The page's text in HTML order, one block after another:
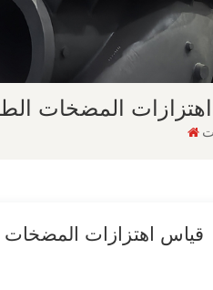
المضخات
قياس اهتزازات المضخات